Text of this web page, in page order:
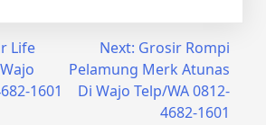
Life
1601
Next: Grosir Rompi
Pelamung Merk Atunas
Di Wajo Telp/WA 0812-
4682-1601